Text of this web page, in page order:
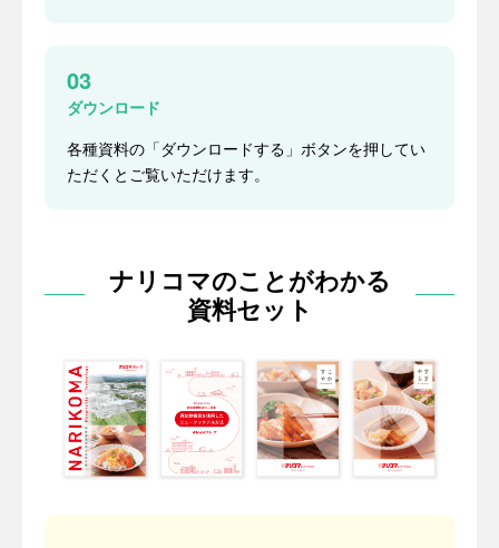
03
ダウンロード
各種資料の「ダウンロードする」ボタンを押してい
ただくとご覧いただけます。
ナリコマのことがわかる
資料セット